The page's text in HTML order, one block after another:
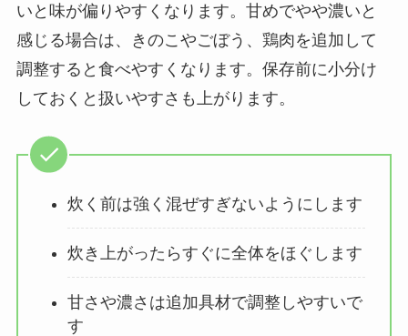
いと味が偏りやすくなります。甘めでやや濃いと
感じる場合は、きのこやごぼう、鶏肉を追加して
調整すると食べやすくなります。保存前に小分け
しておくと扱いやすさも上がります。
炊く前は強く混ぜすぎないようにします
炊き上がったらすぐに全体をほぐします
甘さや濃さは追加具材で調整しやすいで
す